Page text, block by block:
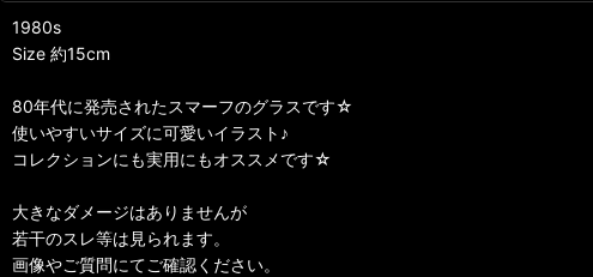
1980s
Size 約15cm
80年代に発売されたスマーフのグラスです☆
使いやすいサイズに可愛いイラスト♪
コレクションにも実用にもオススメです☆
大きなダメージはありませんが
若干のスレ等は見られます。
画像やご質問にてご確認ください。